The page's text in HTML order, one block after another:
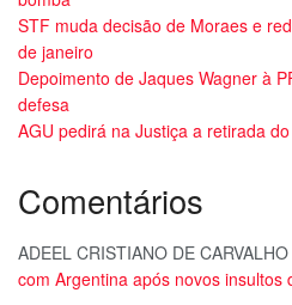
STF muda decisão de Moraes e
de janeiro
Depoimento de Jaques Wagner à
defesa
AGU pedirá na Justiça a retirada
Comentários
ADEEL CRISTIANO DE CARVALHO
com Argentina após novos insultos